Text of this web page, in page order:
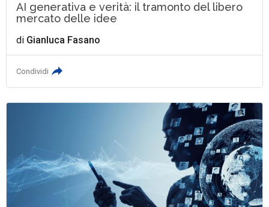
AI generativa e verità: il tramonto del libero
mercato delle idee
di Gianluca Fasano
Condividi